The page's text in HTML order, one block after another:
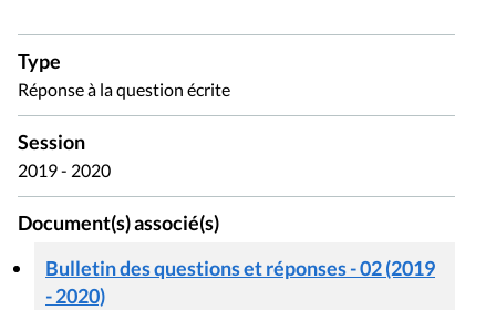
Type
Réponse à la question écrite
Session
2019 - 2020
Document(s) associé(s)
Bulletin des questions et réponses - 02 (2019
- 2020)